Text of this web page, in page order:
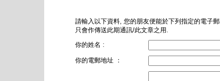
請輸入以下資料, 您的朋友便能於下列指定的電子
只會作傳送此期通訊/此文章之用.
你的姓名 :
你的電郵地址 ：